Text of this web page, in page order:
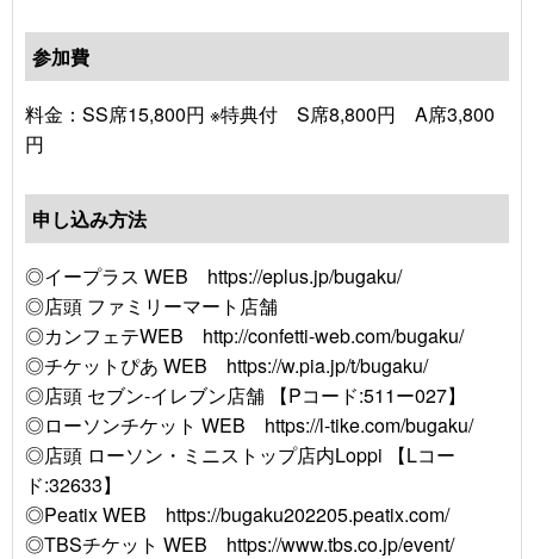
参加費
料金：SS席15,800円 ※特典付 S席8,800円 A席3,800
円
申し込み方法
◎イープラス WEB https://eplus.jp/bugaku/
◎店頭 ファミリーマート店舗
◎カンフェテWEB http://confetti-web.com/bugaku/
◎チケットぴあ WEB https://w.pia.jp/t/bugaku/
◎店頭 セブン-イレブン店舗 【Pコード:511ー027】
◎ローソンチケット WEB https://l-tike.com/bugaku/
◎店頭 ローソン・ミニストップ店内Loppi 【Lコー
ド:32633】
◎Peatix WEB https://bugaku202205.peatix.com/
◎TBSチケット WEB https://www.tbs.co.jp/event/